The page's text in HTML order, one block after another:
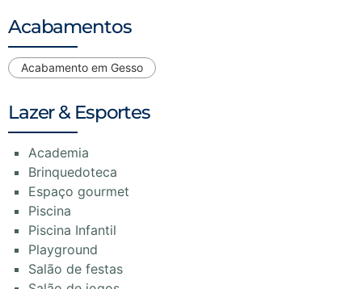
Acabamentos
Acabamento em Gesso
Lazer & Esportes
Academia
Brinquedoteca
Espaço gourmet
Piscina
Piscina Infantil
Playground
Salão de festas